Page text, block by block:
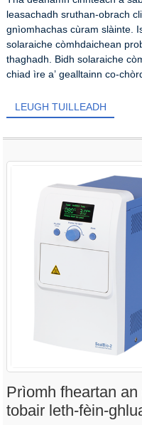
leasachadh sruthan-obrach
gnìomhachas cùram slàinte.
solaraiche còmhdaichean
thaghadh. Bidh solaraiche
chiad ìre a’ gealltainn co-
LEUGH TUILLEADH
Prìomh fheartan
tobair leth-fèin-